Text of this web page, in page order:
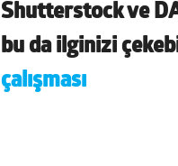
Shutterstock ve
bu da ilginizi
çalışması